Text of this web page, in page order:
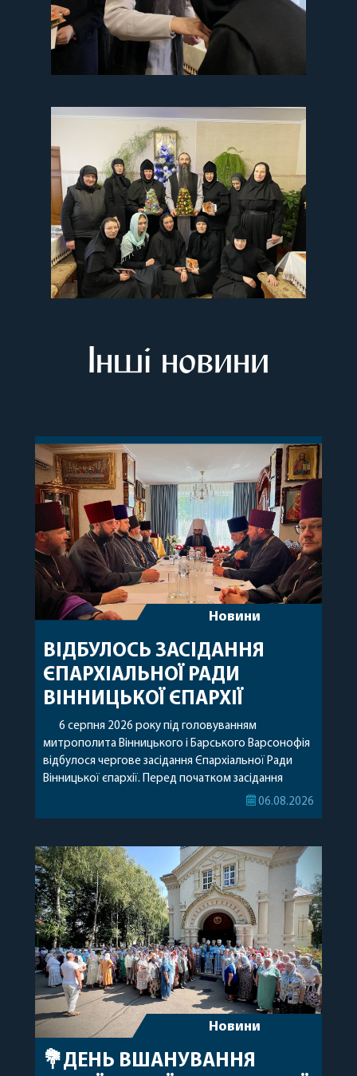
Інші новини
Новини
ВІДБУЛОСЬ ЗАСІДАННЯ
ЄПАРХІАЛЬНОЇ РАДИ
ВІННИЦЬКОЇ ЄПАРХІЇ
6 серпня 2026 року під головуванням
митрополита Вінницького і Барського Варсонофія
відбулося чергове засідання Єпархіальної Ради
Вінницької єпархії. Перед початком засідання
секретар Єпархіальної Ради від імені членів Ради
побажавши йому міцного здоров’я, Божої
допомоги, миру, духовної радості та
благословенних успіхів у подальшому
архіпастирському служінні. […]
06.08.2026
Новини
💐ДЕНЬ ВШАНУВАННЯ